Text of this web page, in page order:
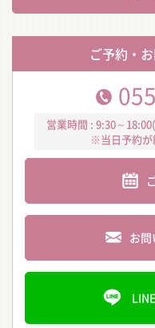
ご予約・
営業時間 : 9:30～
※当日予約が
お